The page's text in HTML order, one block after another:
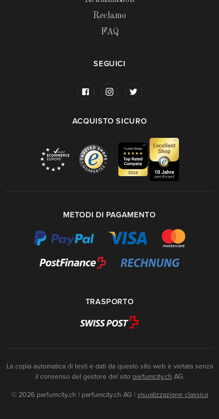
Reclamo
FAQ
SEGUICI
ACQUISTO SICURO
METODI DI PAGAMENTO
TRASPORTO
La copia automatica di testi e dati da questo sito web è vietata senza
il consenso del gestore del sito parfumcity.ch AG.
© 2026 parfumcity.ch | parfumcity.ch AG | visualizzazione classica